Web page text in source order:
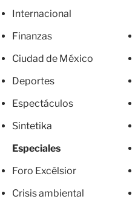
Internacional
Finanzas
Ciudad de México
Deportes
Espectáculos
Sintetika
Especiales
Foro Excélsior
Crisis ambiental